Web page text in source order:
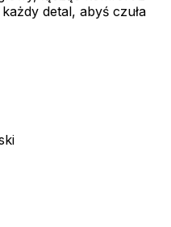
detal, abyś czuła